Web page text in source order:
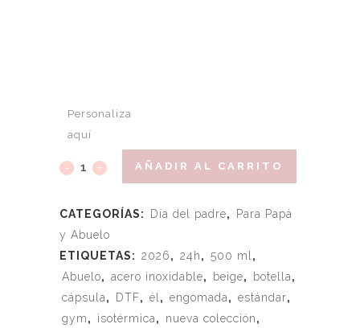
Personaliza
aquí
AÑADIR AL CARRITO
CATEGORÍAS: Día del padre,
Para Papá
y Abuelo
ETIQUETAS: 2026, 24h, 500 ml ,
Abuelo, acero inoxidable, beige, botella,
cápsula, DTF, él , engomada, estándar,
gym, isotérmica, nueva colección,